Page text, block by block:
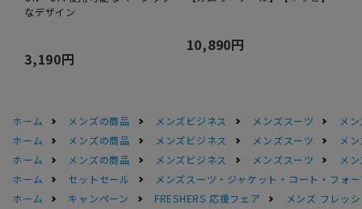
なデザイン
3,190円
10,890円
ホーム メンズの商品 メンズビジネス メンズスーツ
メ
ホーム
メンズの商品 メンズビジネス メンズスーツ
メ
ホーム
メンズの商品 メンズビジネス メンズスーツ
メ
ホーム
セットセール
メンズスーツ・ジャケット・コート・フォ
ホーム
キャンペーン FRESHERS 応援フェア メンズ フレッ